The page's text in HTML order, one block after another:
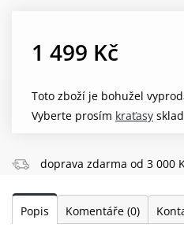
1 499 Kč
Toto zboží je bohužel
Vyberte prosím kraťasy
doprava zdarma od 3 000
Popis Komentáře (0)